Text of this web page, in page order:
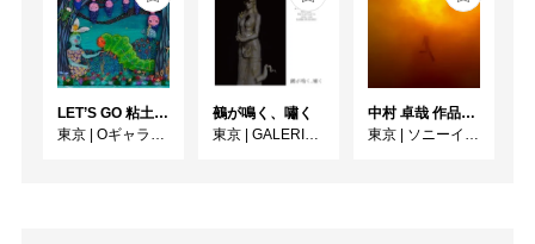
LET’S GO 粘土（クレイ）ジ−
東京
Oギャラリー
鵺が鳴く、嘯く
東京
GALERIE SOL
中村 卓哉 作品展 鬼界
東京
ソニーイメージングギャラリー